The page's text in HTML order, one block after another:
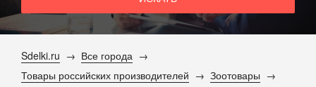
Sdelki.ru
Все города
Товары российских производителей
Зоотовары